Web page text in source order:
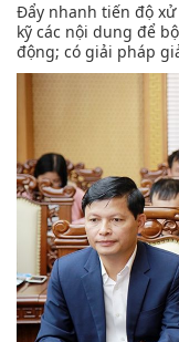
Đẩy nhanh tiến độ
kỹ các nội dung để
động; có giải pháp